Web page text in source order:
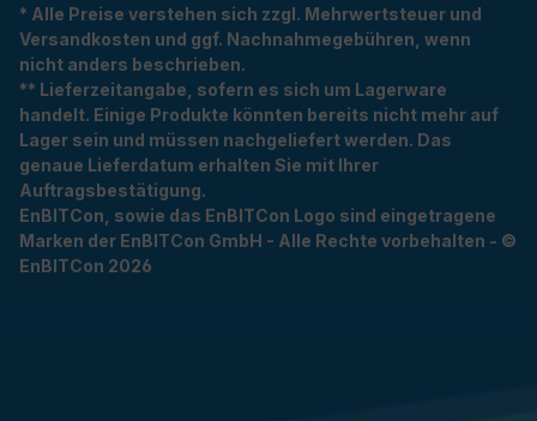
* Alle Preise verstehen sich zzgl. Mehrwertsteuer und
Versandkosten und ggf. Nachnahmegebühren, wenn
nicht anders beschrieben.
** Lieferzeitangabe, sofern es sich um Lagerware
handelt. Einige Produkte könnten bereits nicht mehr auf
Lager sein und müssen nachgeliefert werden. Das
genaue Lieferdatum erhalten Sie mit Ihrer
Auftragsbestätigung.
EnBITCon, sowie das EnBITCon Logo sind eingetragene
Marken der EnBITCon GmbH - Alle Rechte vorbehalten - ©
EnBITCon 2026